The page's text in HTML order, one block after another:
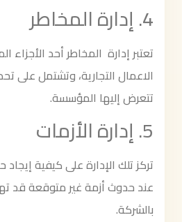
4. إدارة المخاطر
تعتبر إدارة المخاطر أحد
الاعمال التجارية، وتشتمل على
تتعرض إليها المؤسسة.
5. إدارة الأزمات
تركز تلك الإدارة على كيفية
عند حدوث أزمة غير متوقعة قد
بالشركة.